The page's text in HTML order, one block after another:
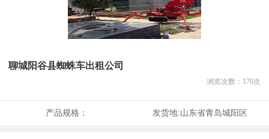
聊城阳谷县蜘蛛车出租公司
浏览次数： 170次
产品规格： 发货地:山东省青岛城阳区